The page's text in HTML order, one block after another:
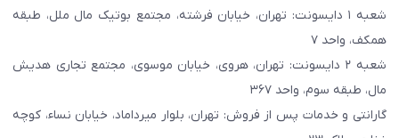
شعبه ۱ دایسونت: تهران، خیابان فرشته، مجتمع بوتیک مال ملل، طبقه
همکف، واحد ۷
شعبه ۲ دایسونت: تهران، هروی، خیابان موسوی، مجتمع تجاری هدیش
مال، طبقه سوم، واحد ۳۶۷
گارانتی و خدمات پس از فروش: تهران، بلوار میرداماد، خیابان نساء، کوچه